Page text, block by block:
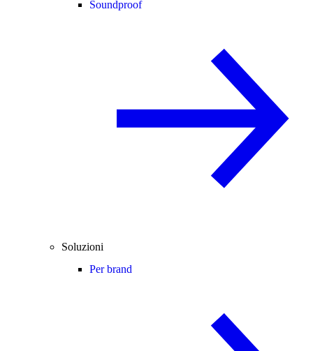
Soundproof
Soluzioni
Per brand